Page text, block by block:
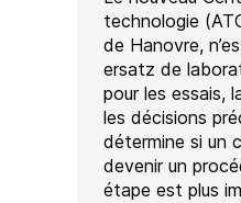
technologie
de Hanovre,
ersatz de
pour les essais,
les décisions
détermine si un
devenir un
étape est plus